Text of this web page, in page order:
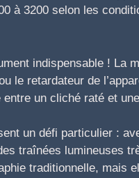
à 3200 selon les
indispensable ! La
le retardateur de
un cliché raté et
un défi particulier :
traînées lumineuses
traditionnelle,